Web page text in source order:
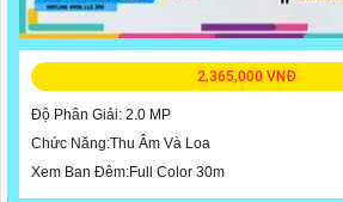
2,365,000 VNĐ
Độ Phân Giải: 2.0 MP
Chức Năng:Thu Âm Và Loa
Xem Ban Đêm:Full Color 30m